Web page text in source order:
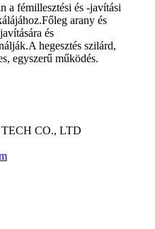
a fémillesztési és -javítási
arany és
és
hegesztés szilárd,
egyszerű működés.
CO., LTD